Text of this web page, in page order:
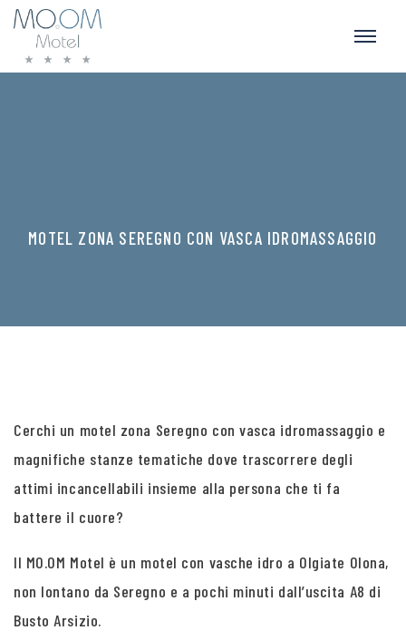
MOTEL ZONA SEREGNO CON VASCA IDROMASSAGGIO
Cerchi un motel zona Seregno con vasca idromassaggio e
magnifiche stanze tematiche dove trascorrere degli
attimi incancellabili insieme alla persona che ti fa
battere il cuore?
Il MO.OM Motel è un motel con vasche idro a Olgiate Olona,
non lontano da Seregno e a pochi minuti dall’uscita A8 di
Busto Arsizio.